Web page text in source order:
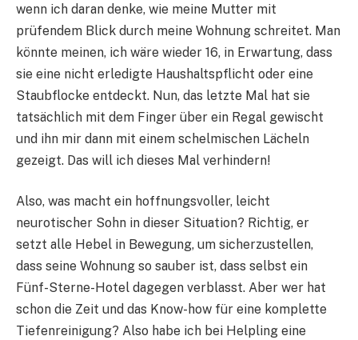
wenn ich daran denke, wie meine Mutter mit
prüfendem Blick durch meine Wohnung schreitet. Man
könnte meinen, ich wäre wieder 16, in Erwartung, dass
sie eine nicht erledigte Haushaltspflicht oder eine
Staubflocke entdeckt. Nun, das letzte Mal hat sie
tatsächlich mit dem Finger über ein Regal gewischt
und ihn mir dann mit einem schelmischen Lächeln
gezeigt. Das will ich dieses Mal verhindern!
Also, was macht ein hoffnungsvoller, leicht
neurotischer Sohn in dieser Situation? Richtig, er
setzt alle Hebel in Bewegung, um sicherzustellen,
dass seine Wohnung so sauber ist, dass selbst ein
Fünf-Sterne-Hotel dagegen verblasst. Aber wer hat
schon die Zeit und das Know-how für eine komplette
Tiefenreinigung? Also habe ich bei Helpling eine